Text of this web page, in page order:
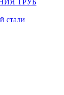
ТРУБ
стали